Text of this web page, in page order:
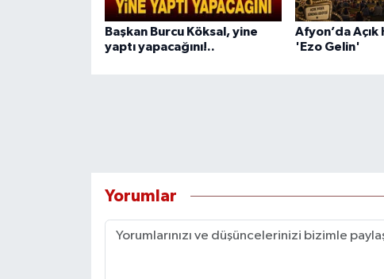
Başkan Burcu Köksal, yine
yaptı yapacağını!..
Afyon’da Açık
'Ezo Gelin'
Yorumlar